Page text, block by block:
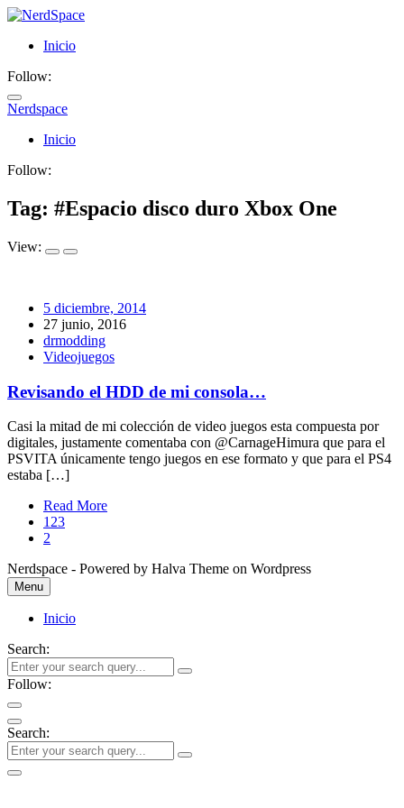
Inicio
Follow:
Nerdspace
NerdSpace
Inicio
Follow:
Tag: #Espacio disco duro Xbox One
View:
5 diciembre, 2014
27 junio, 2016
drmodding
Videojuegos
Revisando el HDD de mi consola…
Casi la mitad de mi colección de video juegos esta compuesta por
digitales, justamente comentaba con @CarnageHimura que para el
PSVITA únicamente tengo juegos en ese formato y que para el PS4
estaba […]
Read More
123
2
Nerdspace - Powered by Halva Theme on Wordpress
Menu
Inicio
Search:
Follow:
Search: